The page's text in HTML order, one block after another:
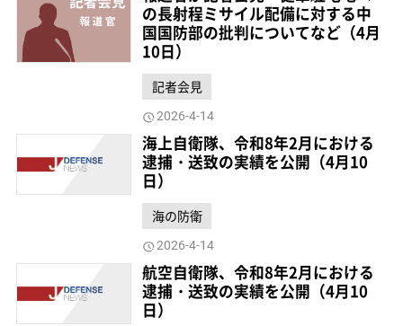
の長射程ミサイル配備に対する中
国国防部の批判についてなど（4月
10日）
記者会見
2026-4-14
海上自衛隊、令和8年2月における
逮捕・送致の実績を公開（4月10
日）
海の防衛
2026-4-14
航空自衛隊、令和8年2月における
逮捕・送致の実績を公開（4月10
日）